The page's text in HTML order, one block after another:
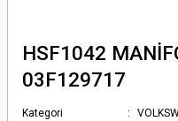
HSF1042
03F129717
Kategori